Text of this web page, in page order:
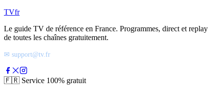
TVfr
Le guide TV de référence en France. Programmes, direct et replay
de toutes les chaînes gratuitement.
✉ support@tv.fr
🇫🇷 Service 100% gratuit